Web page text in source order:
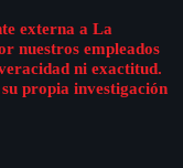
externa a La
nuestros empleados
ni exactitud.
propia investigación